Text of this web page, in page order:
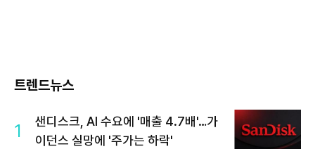
트렌드뉴스
1
샌디스크, AI 수요에 '매출 4.7배'…가
이던스 실망에 '주가는 하락'